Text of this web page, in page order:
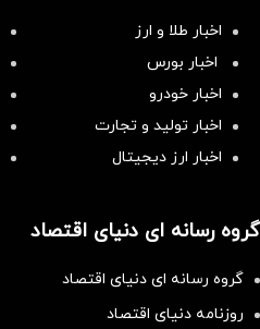
اخبار طلا و ارز
اخبار بورس
اخبار خودرو
اخبار تولید و تجارت
اخبار ارز دیجیتال
گروه رسانه ای دنیای اقتصاد
گروه رسانه ای دنیای اقتصاد
روزنامه دنیای اقتصاد